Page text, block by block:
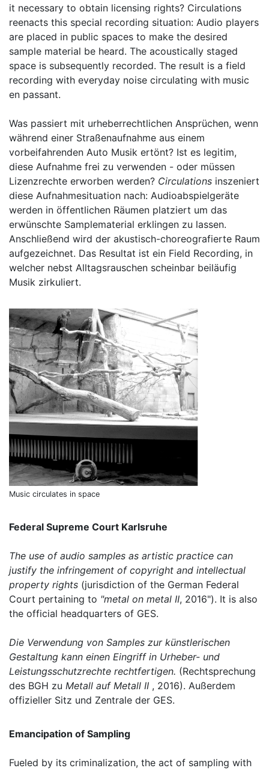
it necessary to obtain licensing rights? Circulations
reenacts this special recording situation: Audio players
are placed in public spaces to make the desired
sample material be heard. The acoustically staged
space is subsequently recorded. The result is a field
recording with everyday noise circulating with music
en passant.
Was passiert mit urheberrechtlichen Ansprüchen, wenn
während einer Straßenaufnahme aus einem
vorbeifahrenden Auto Musik ertönt? Ist es legitim,
diese Aufnahme frei zu verwenden - oder müssen
Lizenzrechte erworben werden? Circulations inszeniert
diese Aufnahmesituation nach: Audioabspielgeräte
werden in öffentlichen Räumen platziert um das
erwünschte Samplematerial erklingen zu lassen.
Anschließend wird der akustisch-choreografierte Raum
aufgezeichnet. Das Resultat ist ein Field Recording, in
welcher nebst Alltagsrauschen scheinbar beiläufig
Musik zirkuliert.
Music circulates in space
Federal Supreme Court Karlsruhe
The use of audio samples as artistic practice can
justify the infringement of copyright and intellectual
property rights (jurisdiction of the German Federal
Court pertaining to "metal on metal II, 2016"). It is also
the official headquarters of GES.
Die Verwendung von Samples zur künstlerischen
Gestaltung kann einen Eingriff in Urheber- und
Leistungsschutzrechte rechtfertigen. (Rechtsprechung
des BGH zu Metall auf Metall II , 2016). Außerdem
offizieller Sitz und Zentrale der GES.
Emancipation of Sampling
Fueled by its criminalization, the act of sampling with